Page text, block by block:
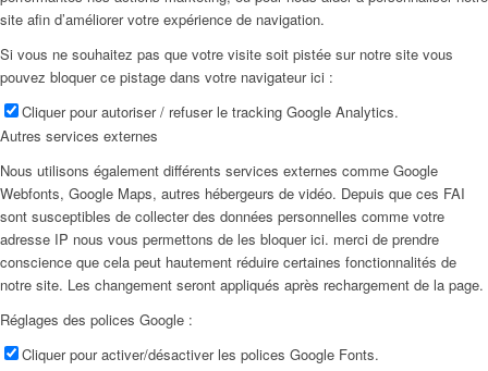
site afin d’améliorer votre expérience de navigation.
Si vous ne souhaitez pas que votre visite soit pistée sur notre site vous
pouvez bloquer ce pistage dans votre navigateur ici :
Cliquer pour autoriser / refuser le tracking Google Analytics.
Autres services externes
Nous utilisons également différents services externes comme Google
Webfonts, Google Maps, autres hébergeurs de vidéo. Depuis que ces FAI
sont susceptibles de collecter des données personnelles comme votre
adresse IP nous vous permettons de les bloquer ici. merci de prendre
conscience que cela peut hautement réduire certaines fonctionnalités de
notre site. Les changement seront appliqués après rechargement de la page.
Réglages des polices Google :
Cliquer pour activer/désactiver les polices Google Fonts.